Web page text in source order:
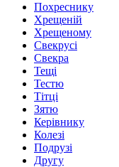
Похреснику
Хрещеній
Хрещеному
Свекрусі
Свекра
Тещі
Тестю
Тітці
Зятю
Керівнику
Колезі
Подрузі
Другу